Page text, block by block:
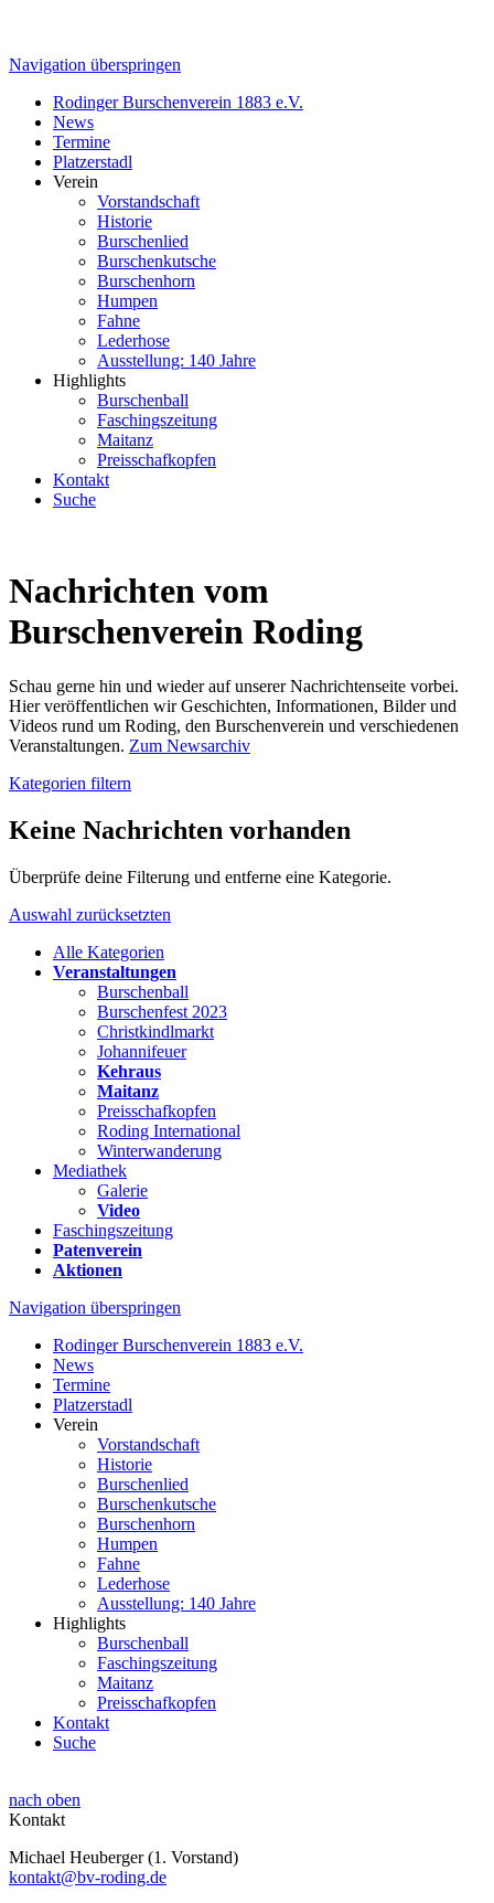
Navigation überspringen
Rodinger Burschenverein 1883 e.V.
News
Termine
Platzerstadl
Verein
Vorstandschaft
Historie
Burschenlied
Burschenkutsche
Burschenhorn
Humpen
Fahne
Lederhose
Ausstellung: 140 Jahre
Highlights
Burschenball
Faschingszeitung
Maitanz
Preisschafkopfen
Kontakt
Suche
Nachrichten vom
Burschenverein Roding
Schau gerne hin und wieder auf unserer Nachrichtenseite vorbei.
Hier veröffentlichen wir Geschichten, Informationen, Bilder und
Videos rund um Roding, den Burschenverein und verschiedenen
Veranstaltungen. Zum Newsarchiv
Kategorien filtern
Keine Nachrichten vorhanden
Überprüfe deine Filterung und entferne eine Kategorie.
Auswahl zurücksetzten
Alle Kategorien
Veranstaltungen
Burschenball
Burschenfest 2023
Christkindlmarkt
Johannifeuer
Kehraus
Maitanz
Preisschafkopfen
Roding International
Winterwanderung
Mediathek
Galerie
Video
Faschingszeitung
Patenverein
Aktionen
Navigation überspringen
Rodinger Burschenverein 1883 e.V.
News
Termine
Platzerstadl
Verein
Vorstandschaft
Historie
Burschenlied
Burschenkutsche
Burschenhorn
Humpen
Fahne
Lederhose
Ausstellung: 140 Jahre
Highlights
Burschenball
Faschingszeitung
Maitanz
Preisschafkopfen
Kontakt
Suche
nach oben
Kontakt
Michael Heuberger (1. Vorstand)
kontakt@bv-roding.de